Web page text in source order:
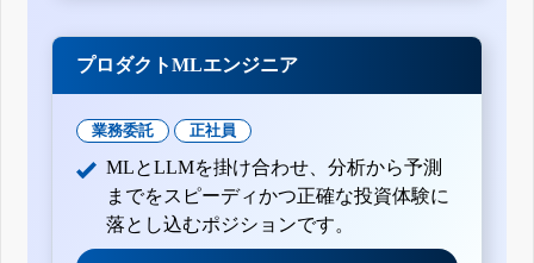
プロダクトMLエンジニア
業務委託 正社員
MLとLLMを掛け合わせ、分析から予測
までをスピーディかつ正確な投資体験に
落とし込むポジションです。